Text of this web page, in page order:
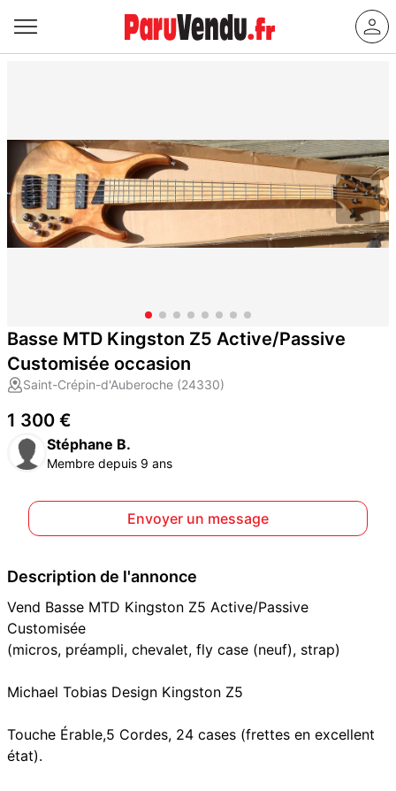
Basse MTD Kingston Z5 Active/Passive
Customisée occasion
Saint-Crépin-d'Auberoche (24330)
1 300 €
Stéphane B.
Membre depuis 9 ans
Envoyer un message
Description de l'annonce
Vend Basse MTD Kingston Z5 Active/Passive
Customisée
(micros, préampli, chevalet, fly case (neuf), strap)
Michael Tobias Design Kingston Z5
Touche Érable,5 Cordes, 24 cases (frettes en excellent
état).